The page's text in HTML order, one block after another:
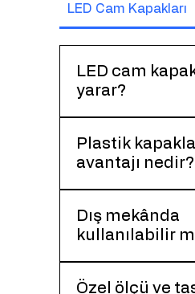
LED Cam Kapakları
LED cam
yarar?
homojen şekilde
sağlayarak
Plastik
avantajı nedir?
geçirgenliği ve
görünüm sunar.
Dış mekânda
kullanılabilir
dış mekân
Özel ölçü ve